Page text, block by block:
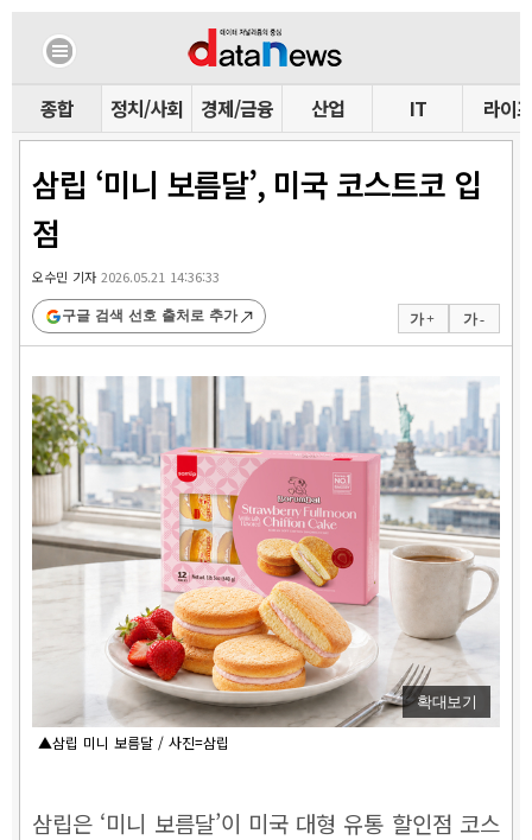
종합 정치/사회 경제/금융 산업 IT 라이프
삼립 ‘미니 보름달’, 미국 코스트코 입
점
오수민 기자2026.05.21 14:36:33
가 + 가 -
구글 검색 선호 출처로 추가
확대보기
▲삼립 미니 보름달 / 사진=삼립
삼립은 ‘미니 보름달’이 미국 대형 유통 할인점 코스